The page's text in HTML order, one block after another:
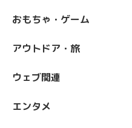
おもちゃ・ゲーム
アウトドア・旅
ウェブ関連
エンタメ